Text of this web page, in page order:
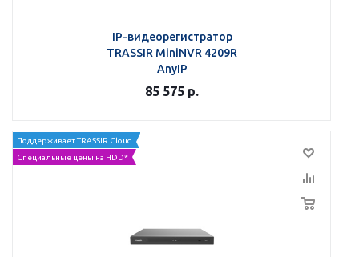
IP-видеорегистратор
TRASSIR MiniNVR 4209R
AnyIP
85 575 р.
Поддерживает TRASSIR Cloud
Специальные цены на HDD*